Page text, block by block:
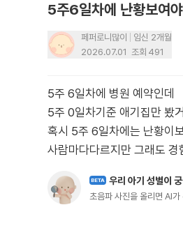
5주6일차에 난황보여
페퍼로니많이
임신 2개월
2026.07.01 조회 491
5주 6일차에 병원 예약인데
5주 0일차기준 애기집만 봤
혹시 5주 6일차에는 난황이
사람마다다르지만 그래도 경
BETA 우리 아기 성별이
초음파 사진을 올리면 AI가